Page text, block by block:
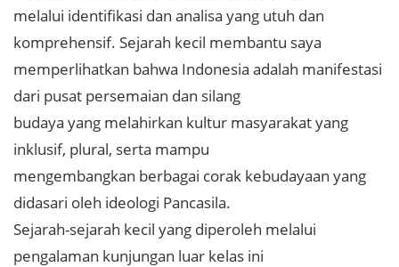
melalui identifikasi dan analisa yang utuh dan
komprehensif. Sejarah kecil membantu saya
memperlihatkan bahwa Indonesia adalah manifestasi
dari pusat persemaian dan silang
budaya yang melahirkan kultur masyarakat yang
inklusif, plural, serta mampu
mengembangkan berbagai corak kebudayaan yang
didasari oleh ideologi Pancasila.
Sejarah-sejarah kecil yang diperoleh melalui
pengalaman kunjungan luar kelas ini